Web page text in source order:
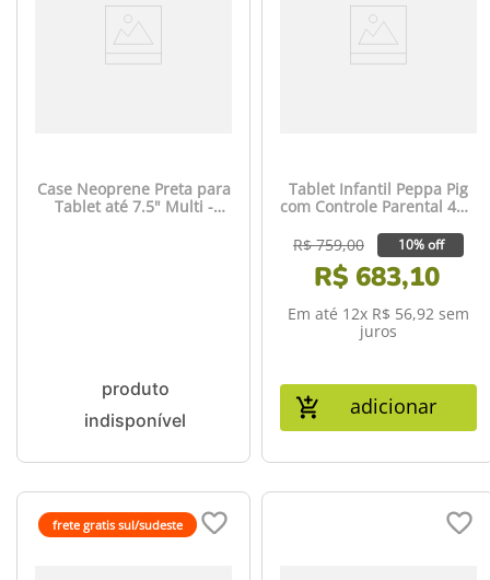
Case Neoprene Preta para
Tablet até 7.5" Multi -
Tablet Infantil Peppa Pig
com Controle Parental 4GB
Case + Wi-fi + Android 13 +
Quad Core Multi - NB420
R$ 759,00 10% off
R$ 683,10
Em até 12x R$ 56,92 sem
juros
adicionar
frete gratis sul/sudeste